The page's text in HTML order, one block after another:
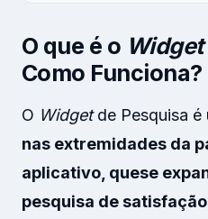
O que é o Widget
Como Funciona?
O Widgetde Pesquisa é
nas extremidades da
aplicativo, quese
pesquisa de satisfação